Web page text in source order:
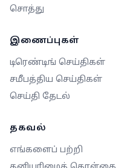
சொத்து
இணைப்புகள்
டிரெண்டிங் செய்திகள்
சமீபத்திய செய்திகள்
செய்தி தேடல்
தகவல்
எங்களைப் பற்றி